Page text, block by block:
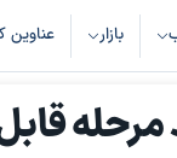
بازار عناوین
مرحله